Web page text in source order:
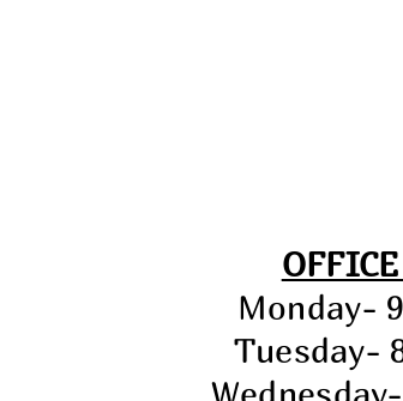
Monday-
Tuesday-